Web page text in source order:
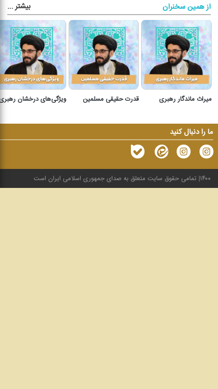
از همین سخنران بیشتر...
میراث ماندگار رهبری قدرت حقیقی مسلمین ویژگی‌های درخشان
ما را دنبال کنید
۱۴۰۰ تمامی حقوق سایت متعلق به صدای جمهوری اسلامی ایران است